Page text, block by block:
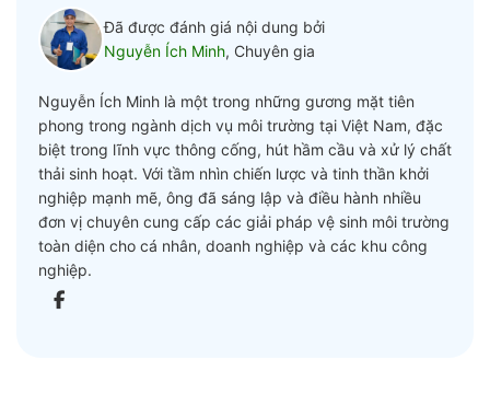
Đã được đánh giá nội dung bởi
Nguyễn Ích Minh, Chuyên gia
Nguyễn Ích Minh là một trong những gương mặt tiên
phong trong ngành dịch vụ môi trường tại Việt Nam, đặc
biệt trong lĩnh vực thông cống, hút hầm cầu và xử lý chất
thải sinh hoạt. Với tầm nhìn chiến lược và tinh thần khởi
nghiệp mạnh mẽ, ông đã sáng lập và điều hành nhiều
đơn vị chuyên cung cấp các giải pháp vệ sinh môi trường
toàn diện cho cá nhân, doanh nghiệp và các khu công
nghiệp.